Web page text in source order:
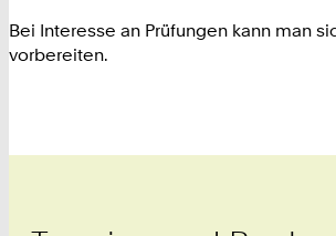
Bei Interesse an Prüfungen kann man
vorbereiten.